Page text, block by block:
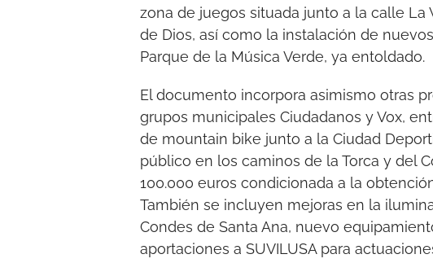
zona de juegos situada junto a la calle La
de Dios, así como la instalación de
Parque de la Música Verde, ya entoldado.
El documento incorpora asimismo otras
grupos municipales Ciudadanos y Vox,
de mountain bike junto a la Ciudad
público en los caminos de la Torca y del
100.000 euros condicionada a la
También se incluyen mejoras en la
Condes de Santa Ana, nuevo
aportaciones a SUVILUSA para